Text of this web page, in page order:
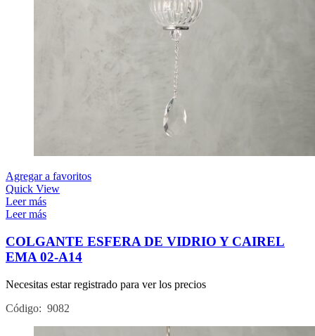
Agregar a favoritos
Quick View
Leer más
Leer más
COLGANTE ESFERA DE VIDRIO Y CAIREL
EMA 02-A14
Necesitas estar registrado para ver los precios
Código: 9082